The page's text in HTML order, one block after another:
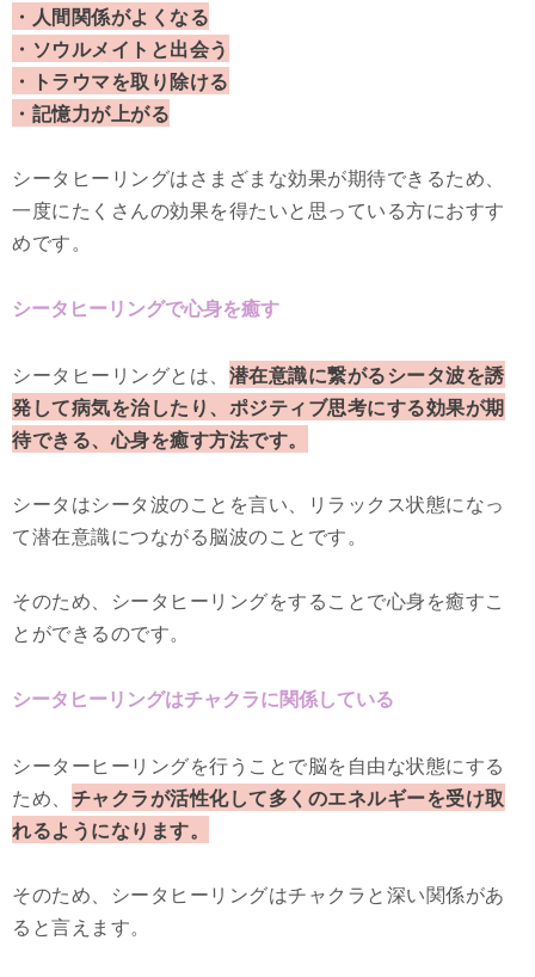
・人間関係がよくなる
・ソウルメイトと出会う
・トラウマを取り除ける
・記憶力が上がる
シータヒーリングはさまざまな効果が期待できるため、
一度にたくさんの効果を得たいと思っている方におすす
めです。
シータヒーリングで心身を癒す
シータヒーリングとは、 潜在意識に繋がるシータ波を誘
発して病気を治したり、ポジティブ思考にする効果が期
待できる、心身を癒す方法です。
シータはシータ波のことを言い、リラックス状態になっ
て潜在意識につながる脳波のことです。
そのため、シータヒーリングをすることで心身を癒すこ
とができるのです。
シータヒーリングはチャクラに関係している
シーターヒーリングを行うことで脳を自由な状態にする
ため、 チャクラが活性化して多くのエネルギーを受け取
れるようになります。
そのため、シータヒーリングはチャクラと深い関係があ
ると言えます。